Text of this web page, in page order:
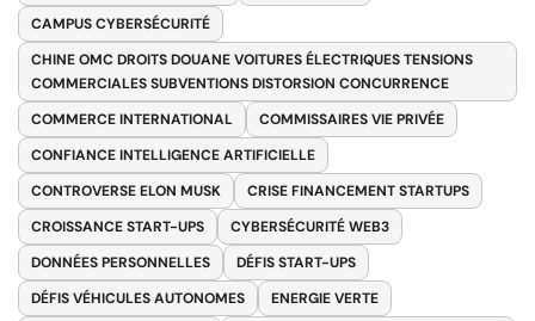
CAMPUS CYBERSÉCURITÉ
CHINE OMC DROITS DOUANE VOITURES ÉLECTRIQUES TENSIONS
COMMERCIALES SUBVENTIONS DISTORSION CONCURRENCE
COMMERCE INTERNATIONAL
COMMISSAIRES VIE PRIVÉE
CONFIANCE INTELLIGENCE ARTIFICIELLE
CONTROVERSE ELON MUSK
CRISE FINANCEMENT STARTUPS
CROISSANCE START-UPS
CYBERSÉCURITÉ WEB3
DONNÉES PERSONNELLES
DÉFIS START-UPS
DÉFIS VÉHICULES AUTONOMES
ENERGIE VERTE